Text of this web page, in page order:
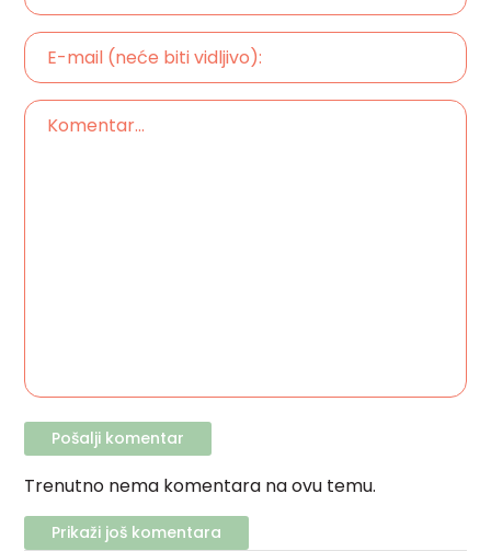
Trenutno nema komentara na ovu temu.
Prikaži još komentara